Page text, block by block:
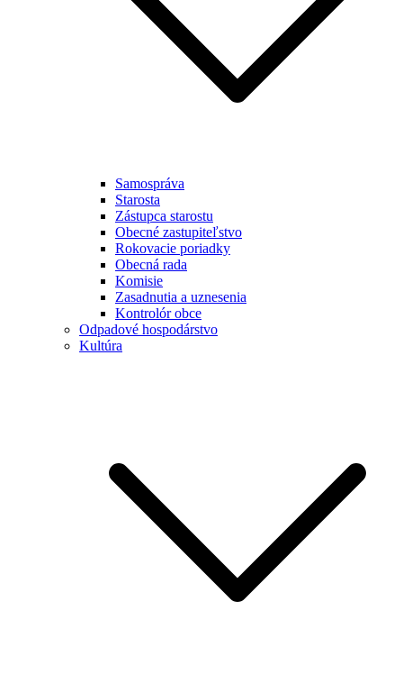
Samospráva
Starosta
Zástupca starostu
Obecné zastupiteľstvo
Rokovacie poriadky
Obecná rada
Komisie
Zasadnutia a uznesenia
Kontrolór obce
Odpadové hospodárstvo
Kultúra